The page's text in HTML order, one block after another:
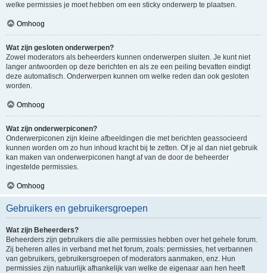
welke permissies je moet hebben om een sticky onderwerp te plaatsen.
Omhoog
Wat zijn gesloten onderwerpen?
Zowel moderators als beheerders kunnen onderwerpen sluiten. Je kunt niet
langer antwoorden op deze berichten en als ze een peiling bevatten eindigt
deze automatisch. Onderwerpen kunnen om welke reden dan ook gesloten
worden.
Omhoog
Wat zijn onderwerpiconen?
Onderwerpiconen zijn kleine afbeeldingen die met berichten geassocieerd
kunnen worden om zo hun inhoud kracht bij te zetten. Of je al dan niet gebruik
kan maken van onderwerpiconen hangt af van de door de beheerder
ingestelde permissies.
Omhoog
Gebruikers en gebruikersgroepen
Wat zijn Beheerders?
Beheerders zijn gebruikers die alle permissies hebben over het gehele forum.
Zij beheren alles in verband met het forum, zoals: permissies, het verbannen
van gebruikers, gebruikersgroepen of moderators aanmaken, enz. Hun
permissies zijn natuurlijk afhankelijk van welke de eigenaar aan hen heeft